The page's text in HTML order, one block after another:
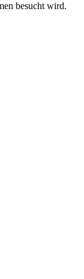
besucht wird.